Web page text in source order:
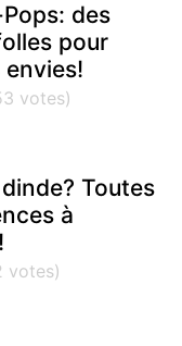
des
pour
Toutes
à